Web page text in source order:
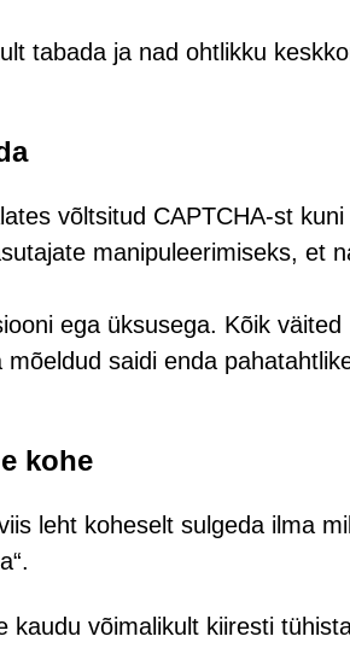
tabada ja nad ohtlikku
võltsitud CAPTCHA-st kuni
manipuleerimiseks, et
ega üksusega. Kõik väited
saidi enda
kohe
leht koheselt sulgeda ilma
kaudu võimalikult kiiresti